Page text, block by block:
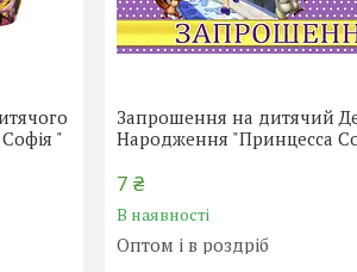
"
Запрошення на дитячий
Народження "Принцесса
7 ₴
В наявності
Оптом і в роздріб